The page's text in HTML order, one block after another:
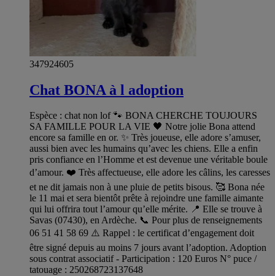
347924605
Chat BONA à l adoption
Espèce : chat non lof 🐾 BONA CHERCHE TOUJOURS
SA FAMILLE POUR LA VIE 🖤 Notre jolie Bona attend
encore sa famille en or. ✨ Très joueuse, elle adore s’amuser,
aussi bien avec les humains qu’avec les chiens. Elle a enfin
pris confiance en l’Homme et est devenue une véritable boule
d’amour. ❤️ Très affectueuse, elle adore les câlins, les caresses
et ne dit jamais non à une pluie de petits bisous. 🥰 Bona née
le 11 mai et sera bientôt prête à rejoindre une famille aimante
qui lui offrira tout l’amour qu’elle mérite. 📍 Elle se trouve à
Savas (07430), en Ardèche. 📞 Pour plus de renseignements
06 51 41 58 69 ⚠️ Rappel : le certificat d’engagement doit
être signé depuis au moins 7 jours avant l’adoption. Adoption
sous contrat associatif - Participation : 120 Euros N° puce /
tatouage : 250268723137648